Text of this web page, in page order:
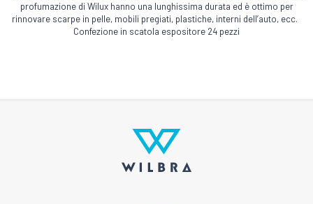
profumazione di Wilux hanno una lunghissima durata ed è ottimo per
rinnovare scarpe in pelle, mobili pregiati, plastiche, interni dell’auto, ecc.
Confezione in scatola espositore 24 pezzi